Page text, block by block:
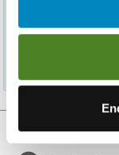
Dela sidan